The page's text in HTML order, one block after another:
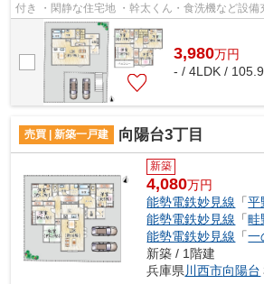
付き ・閑静な住宅地 ・幹太くん・食洗機など設備
中学校
3,980万円
- / 4LDK /
売買 | 新築一戸建 向陽台3丁目
新築
4,080万円
能勢電鉄妙見線 「平
能勢電鉄妙見線 「畦
能勢電鉄妙見線 「一
新築 / 1階建
兵庫県 川西市向陽台